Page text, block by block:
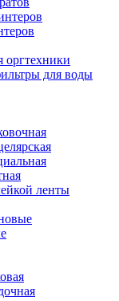
оргтехники
для воды
ленты